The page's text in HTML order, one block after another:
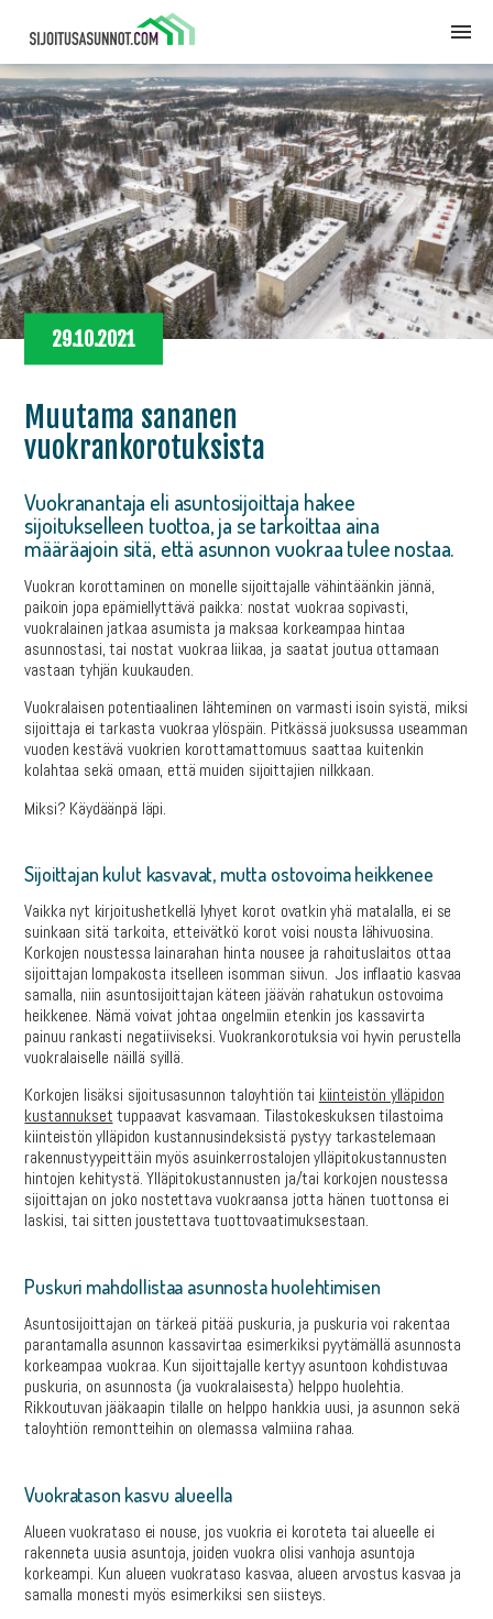
29.10.2021
Muutama sananen
vuokrankorotuksista
Vuokranantaja eli asuntosijoittaja hakee
sijoitukselleen tuottoa, ja se tarkoittaa aina
määräajoin sitä, että asunnon vuokraa tulee nostaa.
Vuokran korottaminen on monelle sijoittajalle vähintäänkin jännä,
paikoin jopa epämiellyttävä paikka: nostat vuokraa sopivasti,
vuokralainen jatkaa asumista ja maksaa korkeampaa hintaa
asunnostasi, tai nostat vuokraa liikaa, ja saatat joutua ottamaan
vastaan tyhjän kuukauden.
Vuokralaisen potentiaalinen lähteminen on varmasti isoin syistä, miksi
sijoittaja ei tarkasta vuokraa ylöspäin. Pitkässä juoksussa useamman
vuoden kestävä vuokrien korottamattomuus saattaa kuitenkin
kolahtaa sekä omaan, että muiden sijoittajien nilkkaan.
Miksi? Käydäänpä läpi.
Sijoittajan kulut kasvavat, mutta ostovoima heikkenee
Vaikka nyt kirjoitushetkellä lyhyet korot ovatkin yhä matalalla, ei se
suinkaan sitä tarkoita, etteivätkö korot voisi nousta lähivuosina.
Korkojen noustessa lainarahan hinta nousee ja rahoituslaitos ottaa
sijoittajan lompakosta itselleen isomman siivun. Jos inflaatio kasvaa
samalla, niin asuntosijoittajan käteen jäävän rahatukun ostovoima
heikkenee. Nämä voivat johtaa ongelmiin etenkin jos kassavirta
painuu rankasti negatiiviseksi. Vuokrankorotuksia voi hyvin perustella
vuokralaiselle näillä syillä.
Korkojen lisäksi sijoitusasunnon taloyhtiön tai kiinteistön ylläpidon
kustannukset tuppaavat kasvamaan. Tilastokeskuksen tilastoima
kiinteistön ylläpidon kustannusindeksistä pystyy tarkastelemaan
rakennustyypeittäin myös asuinkerrostalojen ylläpitokustannusten
hintojen kehitystä. Ylläpitokustannusten ja/tai korkojen noustessa
sijoittajan on joko nostettava vuokraansa jotta hänen tuottonsa ei
laskisi, tai sitten joustettava tuottovaatimuksestaan.
Puskuri mahdollistaa asunnosta huolehtimisen
Asuntosijoittajan on tärkeä pitää puskuria, ja puskuria voi rakentaa
parantamalla asunnon kassavirtaa esimerkiksi pyytämällä asunnosta
korkeampaa vuokraa. Kun sijoittajalle kertyy asuntoon kohdistuvaa
puskuria, on asunnosta (ja vuokralaisesta) helppo huolehtia.
Rikkoutuvan jääkaapin tilalle on helppo hankkia uusi, ja asunnon sekä
taloyhtiön remontteihin on olemassa valmiina rahaa.
Vuokratason kasvu alueella
Alueen vuokrataso ei nouse, jos vuokria ei koroteta tai alueelle ei
rakenneta uusia asuntoja, joiden vuokra olisi vanhoja asuntoja
korkeampi. Kun alueen vuokrataso kasvaa, alueen arvostus kasvaa ja
samalla monesti myös esimerkiksi sen siisteys.